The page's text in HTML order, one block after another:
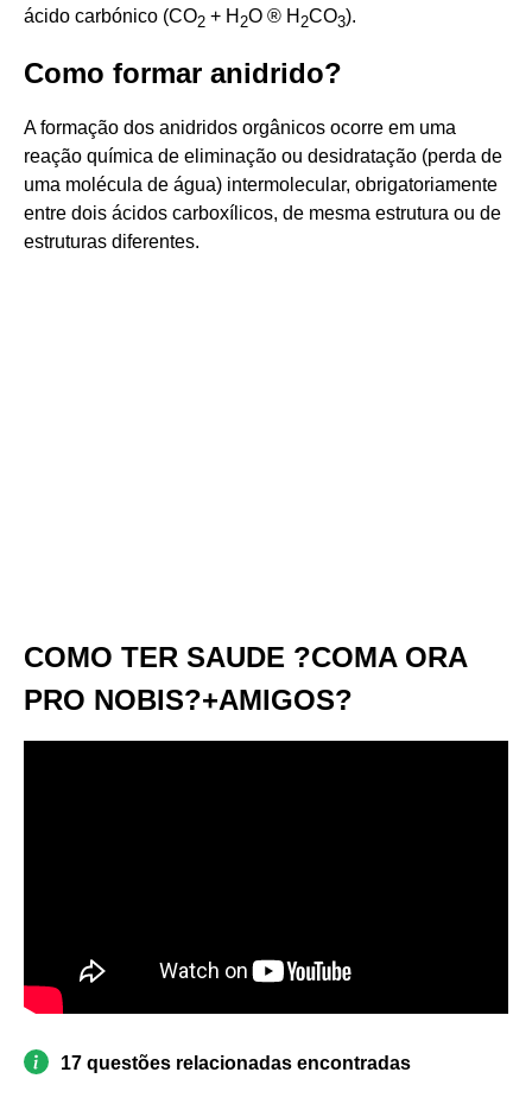
ácido carbónico (CO2 + H 2O ® H 2CO3).
Como formar anidrido?
A formação dos anidridos orgânicos ocorre em uma
reação química de eliminação ou desidratação (perda de
uma molécula de água) intermolecular, obrigatoriamente
entre dois ácidos carboxílicos, de mesma estrutura ou de
estruturas diferentes.
COMO TER SAUDE ?COMA ORA
PRO NOBIS?+AMIGOS?
17 questões relacionadas encontradas